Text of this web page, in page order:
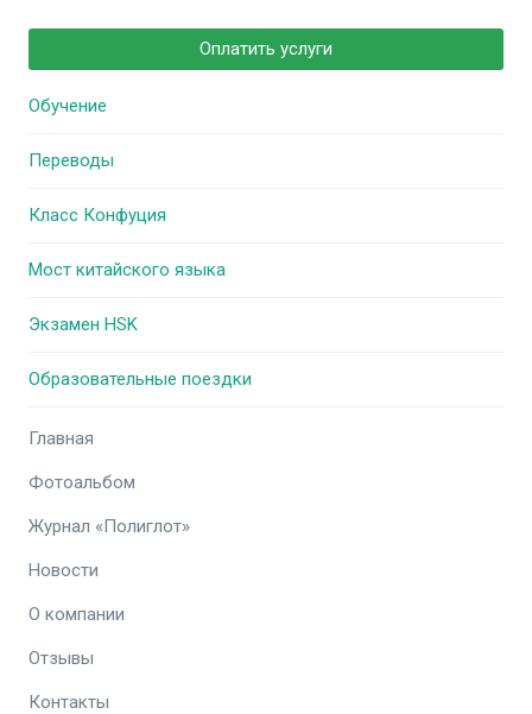
Оплатить услуги
Обучение
Переводы
Класс Конфуция
Мост китайского языка
Экзамен HSK
Образовательные поездки
Главная
Фотоальбом
Журнал «Полиглот»
Новости
О компании
Отзывы
Контакты